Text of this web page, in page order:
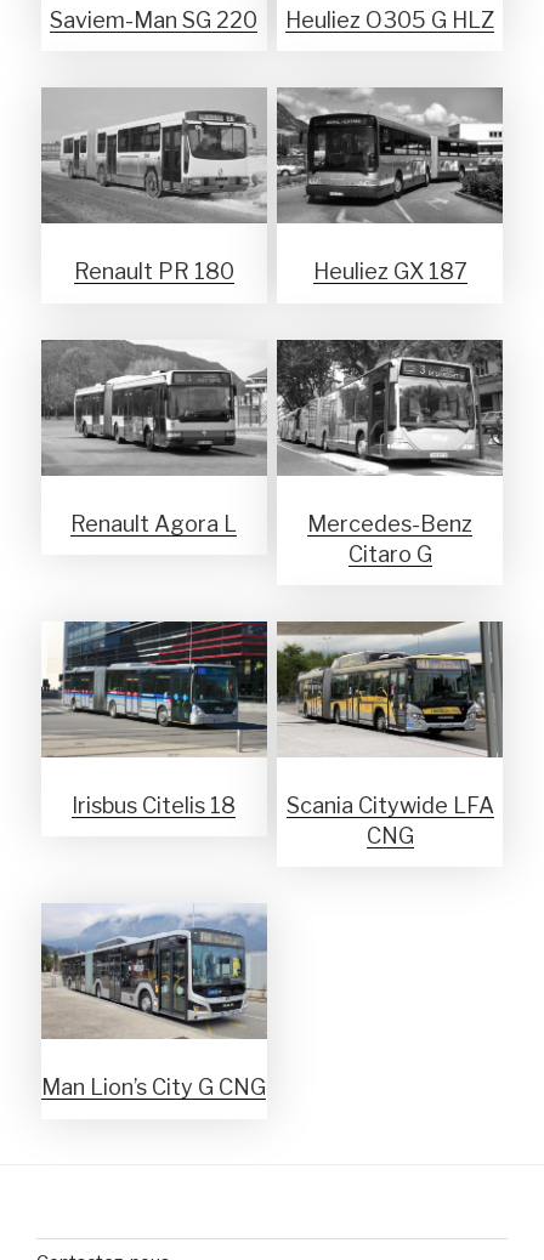
Saviem-Man SG 220 Heuliez O305 G HLZ
Renault PR 180 Heuliez GX 187
Renault Agora L
Mercedes-Benz
Citaro G
Irisbus Citelis 18
Scania Citywide LFA
CNG
Man Lion’s City G CNG